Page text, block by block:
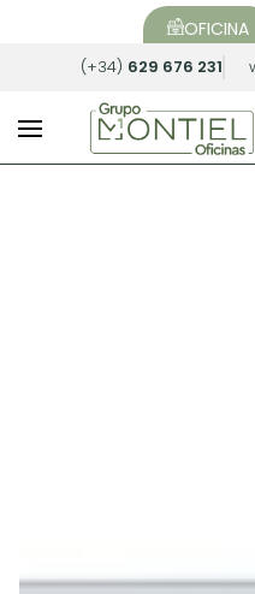
OFICINA
(+34) 629 676 231